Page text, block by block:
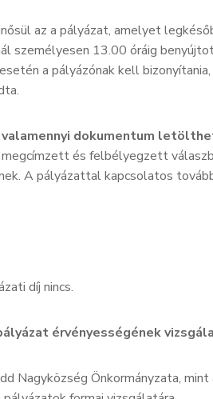
az a pályázat, amelyet
személyesen 13.00 óráig
a pályázónak kell
dokumentum
és felbélyegzett
A pályázattal kapcsolatos
díj nincs.
érvényességének
Nagyközség Önkormányzata,